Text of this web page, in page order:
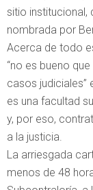
sitio institucional,
nombrada por
Acerca de todo
“no es bueno
casos judiciales”
es una facultad
y, por eso,
a la justicia.
La arriesgada
menos de 48